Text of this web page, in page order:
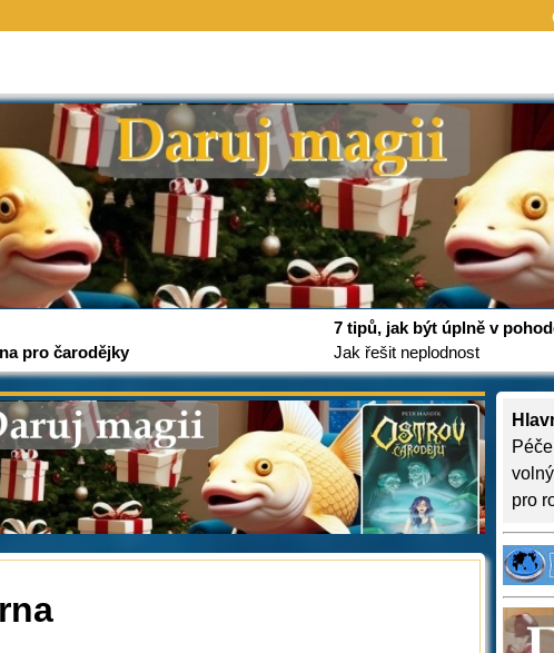
pro čarodějky
7 tipů, jak být úplně v
Jak řešit neplodnost
pro